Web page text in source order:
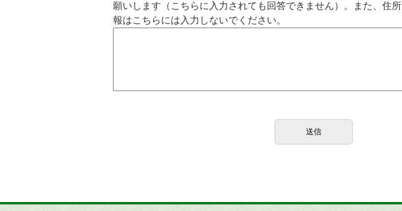
願いします（こちらに入力されても回答できません）。また、住
報はこちらには入力しないでください。